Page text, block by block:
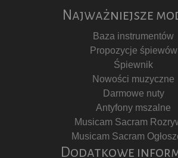
Najważniejsze
Baza instrumentów
Propozycje śpiewów
Śpiewnik
Nowości muzyczne
Darmowe nuty
Antyfony mszalne
Musicam Sacram
Musicam Sacram
Dodatkowe